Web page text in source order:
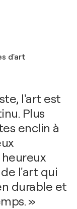
d'art
l'art est
Plus
enclin à
l'art qui
durable et
»